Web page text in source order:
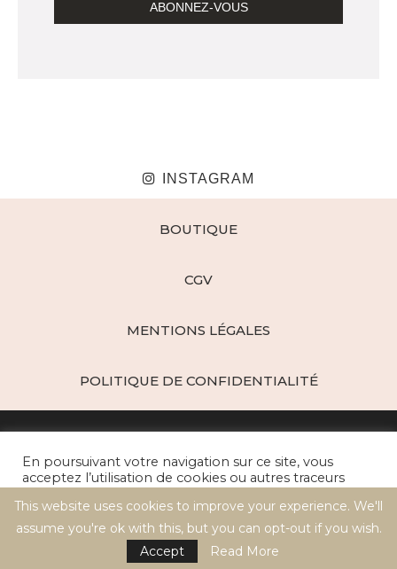
INSTAGRAM
BOUTIQUE
CGV
MENTIONS LÉGALES
POLITIQUE DE CONFIDENTIALITÉ
Paris d'épices - Créations Gourmandes © 2021 / All Right Reserved
BACK TO TOP
This website uses cookies to improve your experience. We'll
assume you're ok with this, but you can opt-out if you wish.
Accept
Read More
En poursuivant votre navigation sur ce site, vous
acceptez l’utilisation de cookies ou autres traceurs
Cookie settings ACCEPT